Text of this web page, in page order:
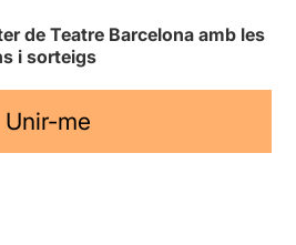
de Teatre Barcelona amb les
i sorteigs
Unir-me